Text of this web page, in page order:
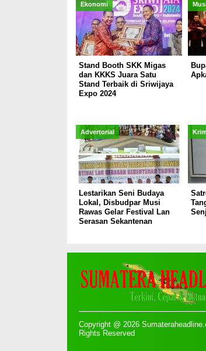
Ekonomi
Stand Booth SKK Migas
dan KKKS Juara Satu
Stand Terbaik di Sriwijaya
Expo 2024
Advertorial
Lestarikan Seni Budaya
Lokal, Disbudpar Musi
Rawas Gelar Festival Lan
Serasan Sekantenan
Copyright @ 2026
Rights Reserved